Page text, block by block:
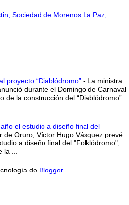
Sociedad de Morenos La Paz,
proyecto “Diablódromo” - La ministra
durante el Domingo de Carnaval
de la construcción del “Diablódromo”
el estudio a diseño final del
de Oruro, Víctor Hugo Vásquez prevé
a diseño final del "Folklódromo",
la ...
de Blogger.